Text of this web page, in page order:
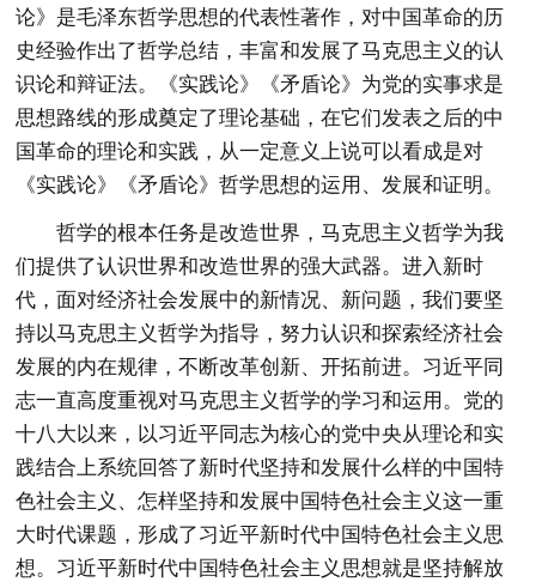
论》是毛泽东哲学思想的代表性著作，对中国革命的历
史经验作出了哲学总结，丰富和发展了马克思主义的认
识论和辩证法。《实践论》《矛盾论》为党的实事求是
思想路线的形成奠定了理论基础，在它们发表之后的中
国革命的理论和实践，从一定意义上说可以看成是对
《实践论》《矛盾论》哲学思想的运用、发展和证明。
哲学的根本任务是改造世界，马克思主义哲学为我
们提供了认识世界和改造世界的强大武器。进入新时
代，面对经济社会发展中的新情况、新问题，我们要坚
持以马克思主义哲学为指导，努力认识和探索经济社会
发展的内在规律，不断改革创新、开拓前进。习近平同
志一直高度重视对马克思主义哲学的学习和运用。党的
十八大以来，以习近平同志为核心的党中央从理论和实
践结合上系统回答了新时代坚持和发展什么样的中国特
色社会主义、怎样坚持和发展中国特色社会主义这一重
大时代课题，形成了习近平新时代中国特色社会主义思
想。习近平新时代中国特色社会主义思想就是坚持解放